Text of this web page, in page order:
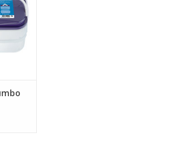
8 cm hoog.